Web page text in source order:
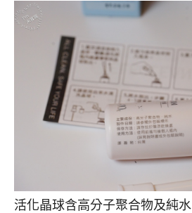
活化晶球含高分子聚合物及純水